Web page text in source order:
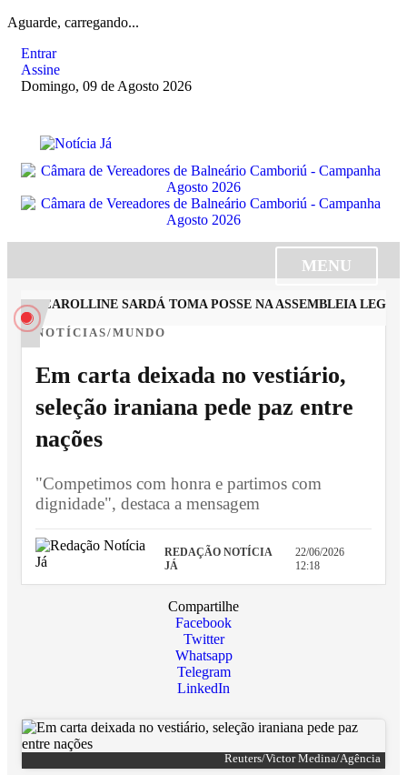
Aguarde, carregando...
Entrar
Assine
Domingo, 09 de Agosto 2026
MENU
CAROLLINE SARDÁ TOMA POSSE NA ASSEMBLEIA
NOTÍCIAS/MUNDO
Em carta deixada no vestiário,
seleção iraniana pede paz entre
nações
"Competimos com honra e partimos com
dignidade", destaca a mensagem
REDAÇÃO NOTÍCIA
JÁ
22/06/2026
12:18
Compartilhe
Facebook
Twitter
Whatsapp
Telegram
LinkedIn
Reuters/Victor Medina/Agência